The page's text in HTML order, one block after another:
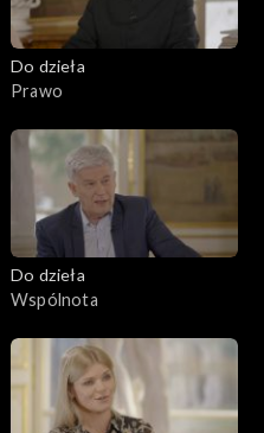
Do dzieła
Prawo
Do dzieła
Wspólnota